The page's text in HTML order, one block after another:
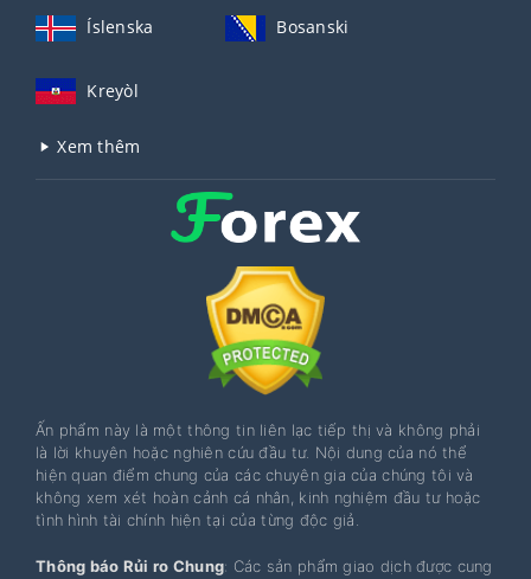
Íslenska Bosanski
Kreyòl
Xem thêm
Ấn phẩm này là một thông tin liên lạc tiếp thị và không phải
là lời khuyên hoặc nghiên cứu đầu tư. Nội dung của nó thể
hiện quan điểm chung của các chuyên gia của chúng tôi và
không xem xét hoàn cảnh cá nhân, kinh nghiệm đầu tư hoặc
tình hình tài chính hiện tại của từng độc giả.
Thông báo Rủi ro Chung: Các sản phẩm giao dịch được cung